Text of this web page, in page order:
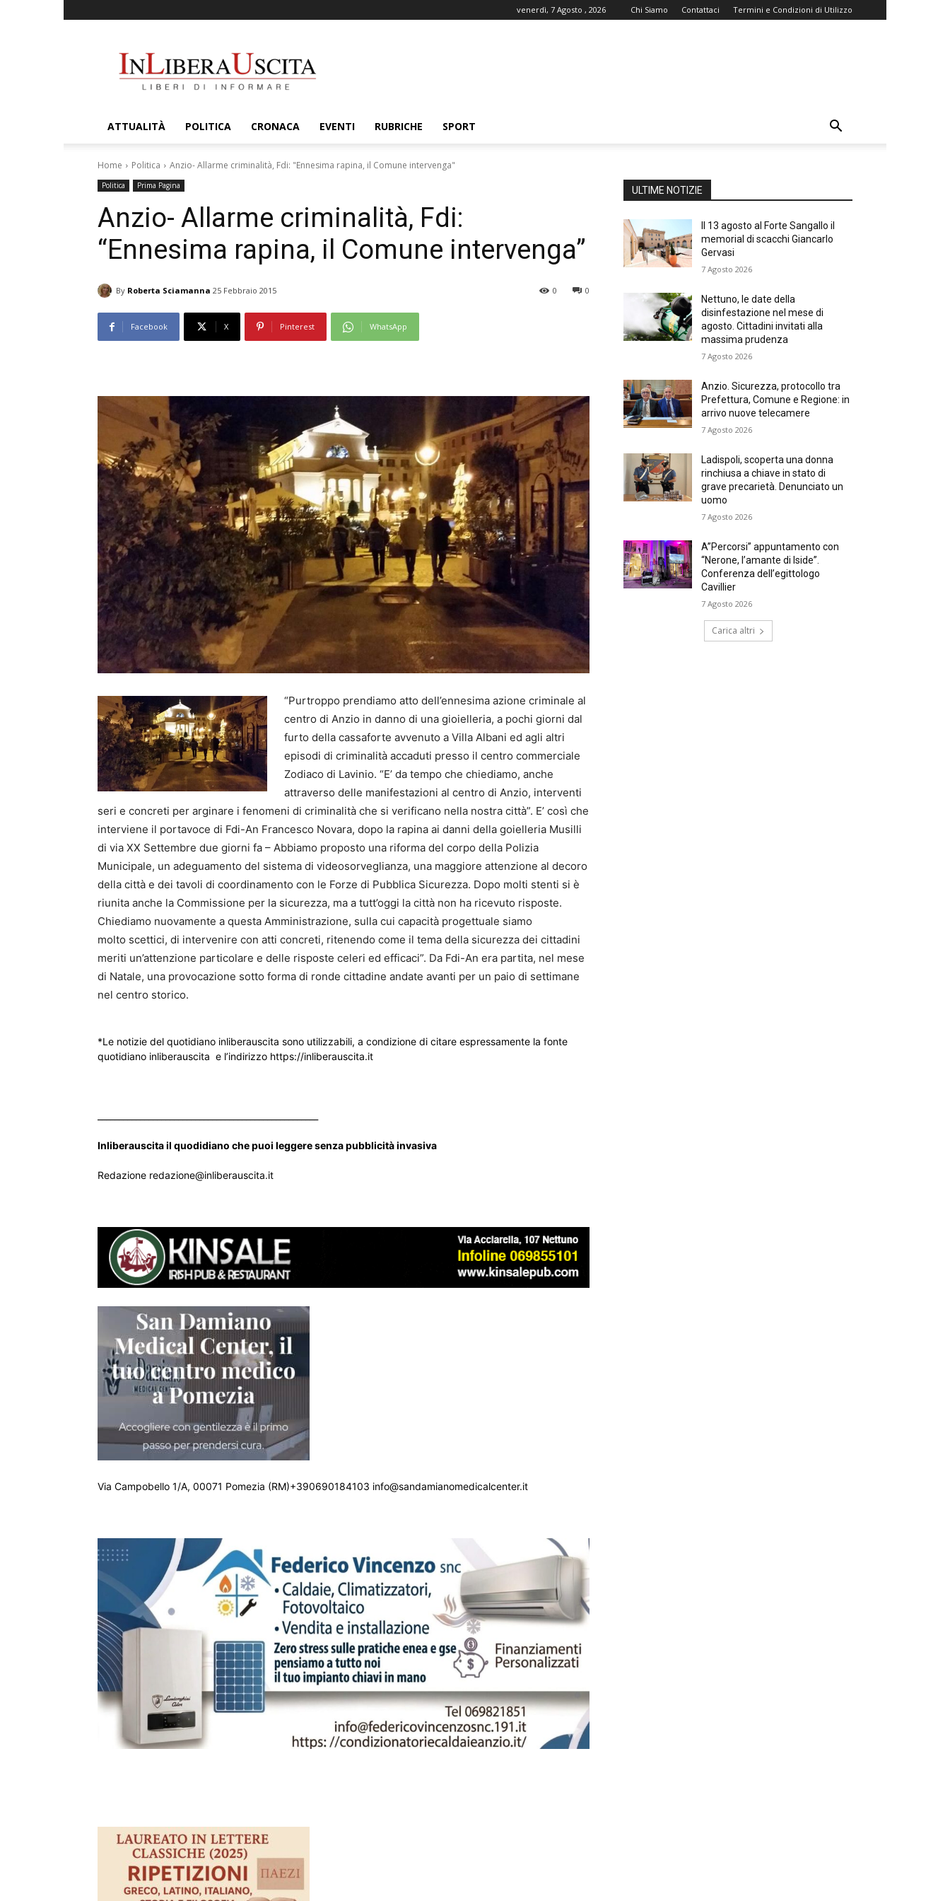
venerdì, 7 Agosto , 2026 Chi Siamo Contattaci Termini e Condizioni di Utilizzo
ATTUALITÀ POLITICA CRONACA EVENTI RUBRICHE SPORT
Home Politica Anzio- Allarme criminalità, Fdi: "Ennesima rapina, il Comune intervenga"
Politica Prima Pagina
Anzio- Allarme criminalità, Fdi:
“Ennesima rapina, il Comune intervenga”
By Roberta Sciamanna 25 Febbraio 2015 0
0
Facebook X Pinterest WhatsApp
“Purtroppo prendiamo atto dell’ennesima azione criminale al
centro di Anzio in danno di una gioielleria, a pochi giorni dal
furto della cassaforte avvenuto a Villa Albani ed agli altri
episodi di criminalità accaduti presso il centro commerciale
Zodiaco di Lavinio. “E’ da tempo che chiediamo, anche
attraverso delle manifestazioni al centro di Anzio, interventi
seri e concreti per arginare i fenomeni di criminalità che si verificano nella nostra città”. E’ così che
interviene il portavoce di Fdi-An Francesco Novara, dopo la rapina ai danni della goielleria Musilli
di via XX Settembre due giorni fa – Abbiamo proposto una riforma del corpo della Polizia
Municipale, un adeguamento del sistema di videosorveglianza, una maggiore attenzione al decoro
della città e dei tavoli di coordinamento con le Forze di Pubblica Sicurezza. Dopo molti stenti si è
riunita anche la Commissione per la sicurezza, ma a tutt’oggi la città non ha ricevuto risposte.
Chiediamo nuovamente a questa Amministrazione, sulla cui capacità progettuale siamo
molto scettici, di intervenire con atti concreti, ritenendo come il tema della sicurezza dei cittadini
meriti un’attenzione particolare e delle risposte celeri ed efficaci”. Da Fdi-An era partita, nel mese
di Natale, una provocazione sotto forma di ronde cittadine andate avanti per un paio di settimane
nel centro storico.
*Le notizie del quotidiano inliberauscita sono utilizzabili, a condizione di citare espressamente la fonte
quotidiano inliberauscita e l’indirizzo https://inliberauscita.it
Inliberauscita il quodidiano che puoi leggere senza pubblicità invasiva
Redazione redazione@inliberauscita.it
Via Campobello 1/A, 00071 Pomezia (RM)+390690184103 info@sandamianomedicalcenter.it
ULTIME NOTIZIE
Il 13 agosto al Forte Sangallo il
memorial di scacchi Giancarlo
Gervasi
7 Agosto 2026
Nettuno, le date della
disinfestazione nel mese di
agosto. Cittadini invitati alla
massima prudenza
7 Agosto 2026
Anzio. Sicurezza, protocollo tra
Prefettura, Comune e Regione: in
arrivo nuove telecamere
7 Agosto 2026
Ladispoli, scoperta una donna
rinchiusa a chiave in stato di
grave precarietà. Denunciato un
uomo
7 Agosto 2026
A”Percorsi” appuntamento con
“Nerone, l’amante di Iside”.
Conferenza dell’egittologo
Cavillier
7 Agosto 2026
Carica altri